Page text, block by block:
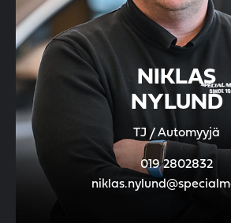
NIKLAS
NYLUND
TJ / Automyyjä
019 2802832